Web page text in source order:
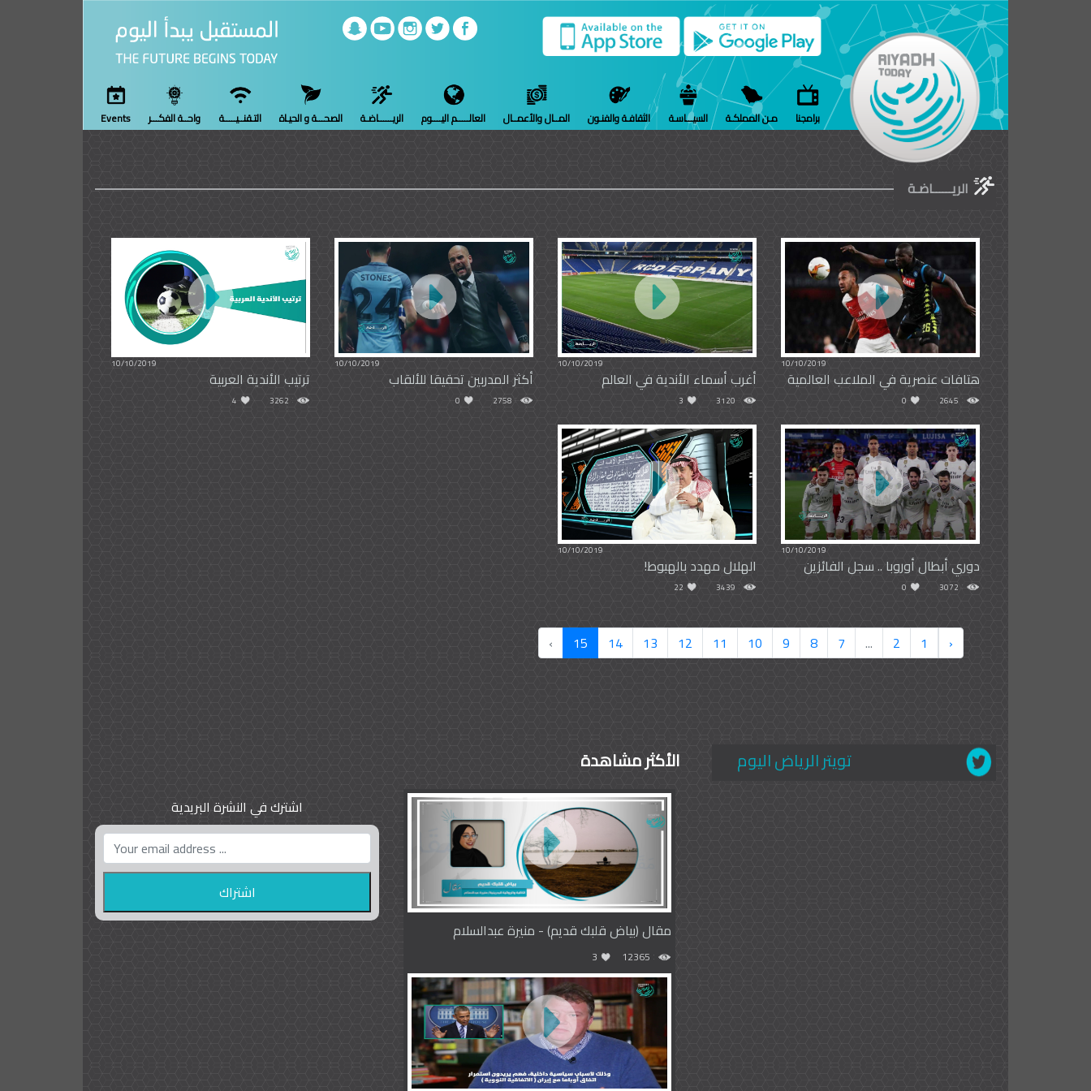
برامجنا مـن المملكـة السيـــاسـة الثقافـة والفنـون المــال والأعمــال العالـــــم اليــــوم الريــــــاضـة الصحـــة و الحيـاة التـقنــيـــــة واحــة الفكـــر Events
الريــــــاضـة
10/10/2019
هتافات عنصرية في الملاعب العالمية
2645
0
10/10/2019
أغرب أسماء الأندية في العالم
3120
3
10/10/2019
أكثر المدربين تحقيقا للألقاب
2758
0
10/10/2019
ترتيب الأندية العربية
3262
4
10/10/2019
دوري أبطال أوروبا .. سجل الفائزين
3072
0
10/10/2019
الهلال مهدد بالهبوط!
3439
22
‹
1
2
...
7
8
9
10
11
12
13
14
15
›
تويتر الرياض اليوم الأكثر مشاهدة
مقال (بياض قلبك قديم) - منيرة عبدالسلام
12365
3
اشترك في النشرة البريدية